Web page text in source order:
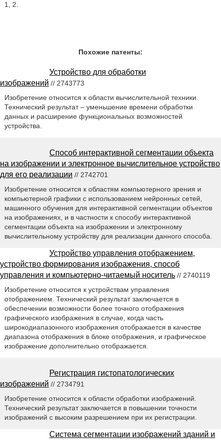
1, 2.
Похожие патенты:
Устройство для обработки
изображений // 2743773
Изобретение относится к области вычислительной техники.
Технический результат – уменьшение времени обработки
данных и расширение функциональных возможностей
устройства.
Способ интерактивной сегментации объекта
на изображении и электронное вычислительное устройство
для его реализации // 2742701
Изобретение относится к областям компьютерного зрения и
компьютерной графики с использованием нейронных сетей,
машинного обучения для интерактивной сегментации объектов
на изображениях, и в частности к способу интерактивной
сегментации объекта на изображении и электронному
вычислительному устройству для реализации данного способа.
Устройство управления отображением,
устройство формирования изображения, способ
управления и компьютерно-читаемый носитель // 2740119
Изобретение относится к устройствам управления
отображением. Технический результат заключается в
обеспечении возможности более точного отображения
графического изображения в случае, когда часть
широкодиапазонного изображения отображается в качестве
диапазона отображения в блоке отображения, и графическое
изображение дополнительно отображается.
Регистрация гистопатологических
изображений // 2734791
Изобретение относится к области обработки изображений.
Технический результат заключается в повышении точности
изображений с высоким разрешением при их регистрации.
Система сегментации изображений зданий и